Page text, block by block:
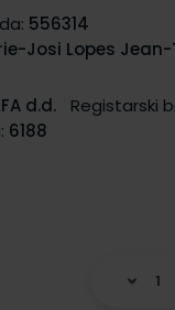
556314
Josi Lopes Jean-
d.d.
Registarski
6188